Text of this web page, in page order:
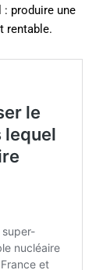
produire une
rentable.